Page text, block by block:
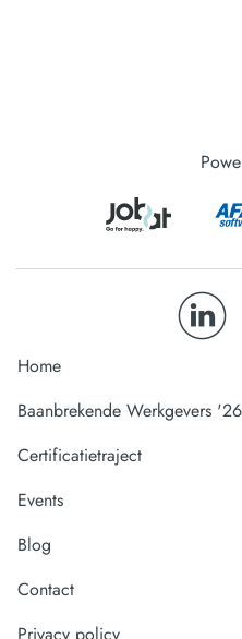
Home
Baanbrekende Werkgevers '26
Certificatietraject
Events
Blog
Contact